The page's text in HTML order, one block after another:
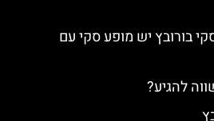
בורובץ יש מופע סקי עם
להגיע?